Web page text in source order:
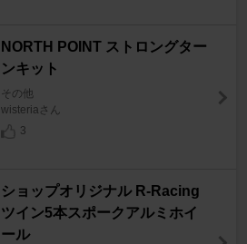
NORTH POINT ストロングター
ンキット
その他
wisteriaさん
3
ショップオリジナル R-Racing
ツイン5本スポークアルミホイ
ール